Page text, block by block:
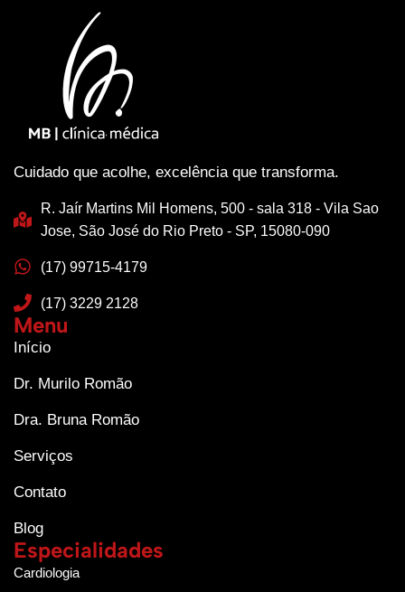
Cuidado que acolhe, excelência que transforma.
R. Jaír Martins Mil Homens, 500 - sala 318 - Vila Sao
Jose, São José do Rio Preto - SP, 15080-090
(17) 99715-4179
(17) 3229 2128
Menu
Início
Dr. Murilo Romão
Dra. Bruna Romão
Serviços
Contato
Blog
Especialidades
Cardiologia